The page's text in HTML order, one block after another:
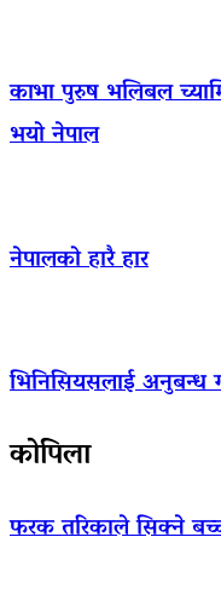
काभा पुरुष भलिबल
भयो नेपाल
नेपालको हारै हार
भिनिसियसलाई
कोपिला
फरक तरिकाले सिक्ने